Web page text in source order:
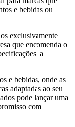
e bebidas ou
exclusivamente
que encomenda o
a
e bebidas, onde as
adaptadas ao seu
pode lançar uma
com